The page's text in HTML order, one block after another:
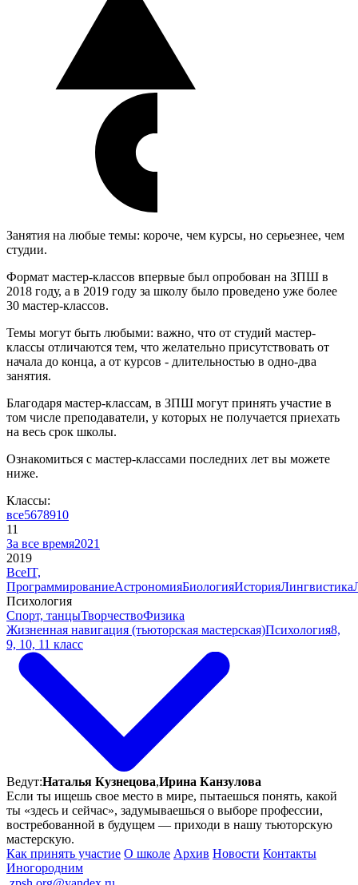
Занятия на любые темы: короче, чем курсы, но серьезнее, чем
студии.
Формат мастер-классов впервые был опробован на ЗПШ в
2018 году, а в 2019 году за школу было проведено уже более
30 мастер-классов.
Темы могут быть любыми: важно, что от студий мастер-
классы отличаются тем, что желательно присутствовать от
начала до конца, а от курсов - длительностью в одно-два
занятия.
Благодаря мастер-классам, в ЗПШ могут принять участие в
том числе преподаватели, у которых не получается приехать
на весь срок школы.
Ознакомиться с мастер-классами последних лет вы можете
ниже.
Классы:
все5678910
11
За все время2021
2019
ВсеIT,
ПрограммированиеАстрономияБиологияИсторияЛингвистика
Психология
Спорт, танцыТворчествоФизика
Жизненная навигация (тьюторская мастерская)Психология8,
9, 10, 11 класс
Ведут:Наталья Кузнецова,Ирина Канзулова
Если ты ищешь свое место в мире, пытаешься понять, какой
ты «здесь и сейчас», задумываешься о выборе профессии,
востребованной в будущем — приходи в нашу тьюторскую
мастерскую.
Как принять участие О школе Архив Новости Контакты
Иногородним